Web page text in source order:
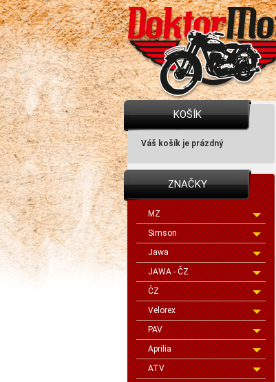
KOŠÍK
Váš košík je prázdný
ZNAČKY
MZ
Simson
Jawa
JAWA - ČZ
ČZ
Velorex
PAV
Aprilia
ATV